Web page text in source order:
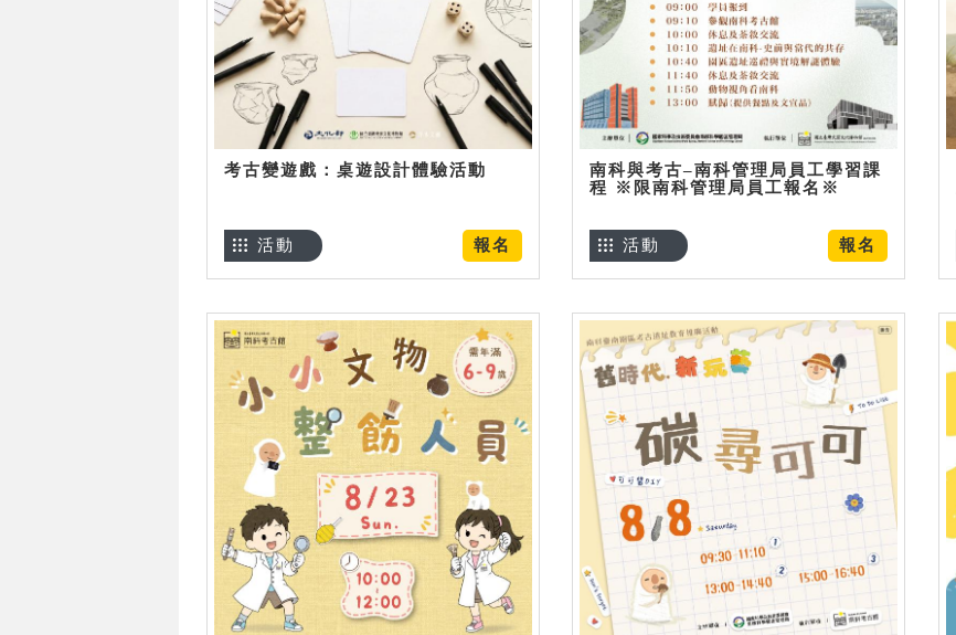
考古變遊戲：桌遊設計體驗活動
報名
活動
南科與考古–南科管理局員工學習課
程 ※限南科管理局員工報名※
報名
活動